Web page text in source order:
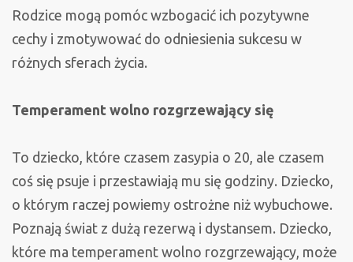
Rodzice mogą pomóc wzbogacić ich pozytywne
cechy i zmotywować do odniesienia sukcesu w
różnych sferach życia.
Temperament wolno rozgrzewający się
To dziecko, które czasem zasypia o 20, ale czasem
coś się psuje i przestawiają mu się godziny. Dziecko,
o którym raczej powiemy ostrożne niż wybuchowe.
Poznają świat z dużą rezerwą i dystansem. Dziecko,
które ma temperament wolno rozgrzewający, może